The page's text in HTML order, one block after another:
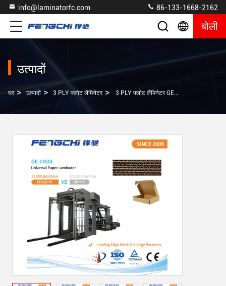
info@laminatorfc.com 86-133-1668-2162
बोली
उत्पादों
घर > उत्पादों > 3 PLY फ्लोट लैमिनेटर > 3 PLY फ्लोट लैमिनेटर GE-1450L गर्म लैमिनेटिंग मशीन